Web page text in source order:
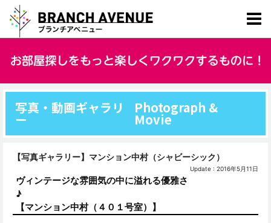
写真・動画ギャラリ
ー
Photograph &
Movie
【写真ギャラリー】マンション中村（シャビーシック）
Update : 2016年5月11日
ヴィンテージな雰囲気の中に溢れる優雅さ
♪
【マンション中村（４０１号室）】